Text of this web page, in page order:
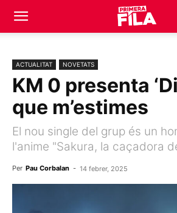
ACTUALITAT NOVETATS
KM 0 presenta
que m’estimes
El nou single del grup és un
l'anime "Sakura, la caçadora
Per Pau Corbalan - 14 febrer, 2025